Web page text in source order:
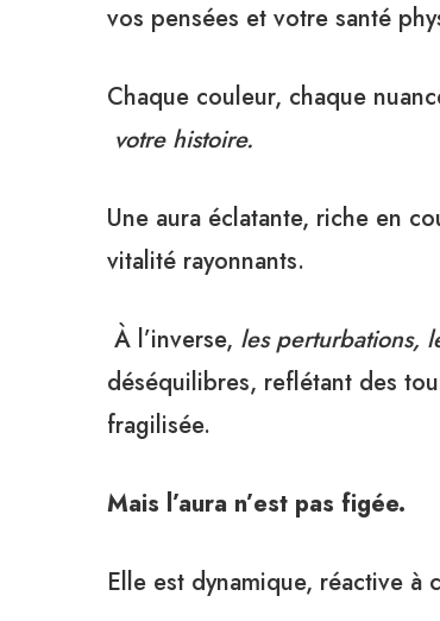
vos pensées et votre santé
Chaque couleur, chaque
votre histoire.
Une aura éclatante, riche en
vitalité rayonnants.
À l’inverse, les perturbations,
déséquilibres, reflétant des
fragilisée.
Mais l’aura n’est pas figée.
Elle est dynamique, réactive à